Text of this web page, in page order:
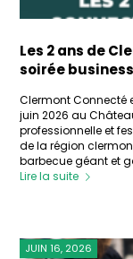
Les 2 ans de
soirée
Clermont Connecté
juin 2026 au
professionnelle et
de la région
barbecue géant et
Lire la suite
JUIN 16, 2026